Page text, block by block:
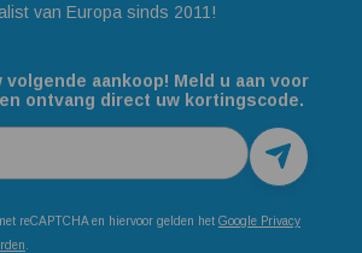
van Europa sinds 2011!
volgende aankoop! Meld u aan voor
ontvang direct uw kortingscode.
reCAPTCHA en hiervoor gelden het Google Privacy